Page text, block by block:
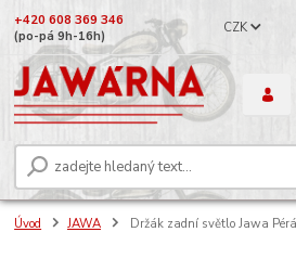
CZK
+420 608 369 346
(po-pá 9h-16h)
Úvod JAWA Držák zadní světlo Jawa